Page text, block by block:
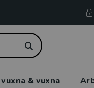
& vuxna